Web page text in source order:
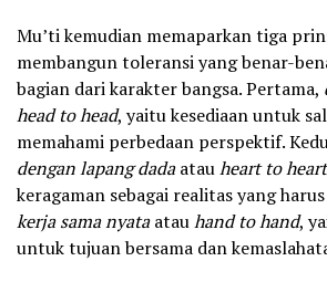
Mu’ti kemudian memaparkan tiga
membangun toleransi yang benar-
bagian dari karakter bangsa. Pertama,
head to head, yaitu kesediaan untuk
memahami perbedaan perspektif.
dengan lapang dadaatauheart to heart
keragaman sebagai realitas yang
kerja sama nyataatauhand to hand,
untuk tujuan bersama dan